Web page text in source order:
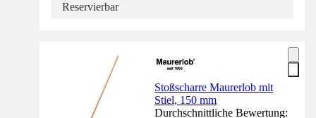
Reservierbar
Stoßscharre Maurerlob mit
Stiel, 150 mm
Durchschnittliche Bewertung: